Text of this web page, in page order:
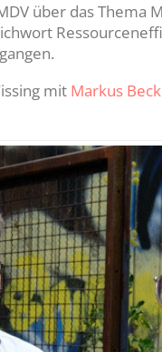
über das Thema
mit Markus